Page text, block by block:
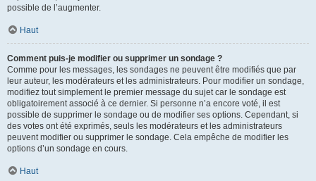
possible de l’augmenter.
Haut
Comment puis-je modifier ou supprimer un sondage ?
Comme pour les messages, les sondages ne peuvent être modifiés que par
leur auteur, les modérateurs et les administrateurs. Pour modifier un sondage,
modifiez tout simplement le premier message du sujet car le sondage est
obligatoirement associé à ce dernier. Si personne n’a encore voté, il est
possible de supprimer le sondage ou de modifier ses options. Cependant, si
des votes ont été exprimés, seuls les modérateurs et les administrateurs
peuvent modifier ou supprimer le sondage. Cela empêche de modifier les
options d’un sondage en cours.
Haut